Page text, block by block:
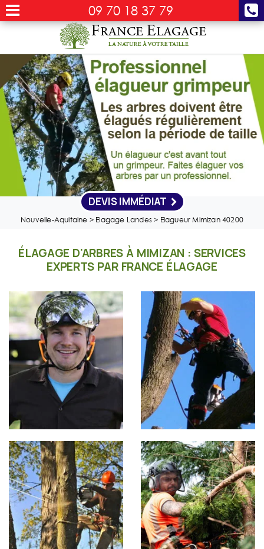
09 70 18 37 79
DEVIS IMMÉDIAT
Nouvelle-Aquitaine > Elagage Landes > Elagueur Mimizan 40200
ÉLAGAGE D'ARBRES À MIMIZAN : SERVICES
EXPERTS PAR FRANCE ÉLAGAGE